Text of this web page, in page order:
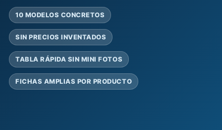
10 MODELOS CONCRETOS
SIN PRECIOS INVENTADOS
TABLA RÁPIDA SIN MINI FOTOS
FICHAS AMPLIAS POR PRODUCTO